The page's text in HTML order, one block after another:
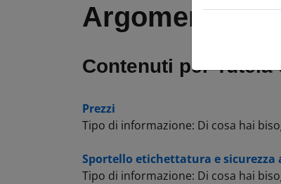
Argomenti del
Contenuti perTutela
Prezzi
Tipo di informazione: Di cosa hai
Sportello etichettatura e sicurezza
Tipo di informazione: Di cosa hai